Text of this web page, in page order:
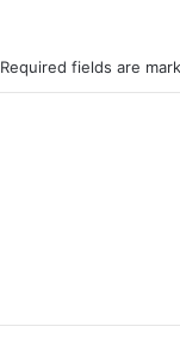
Required fields are